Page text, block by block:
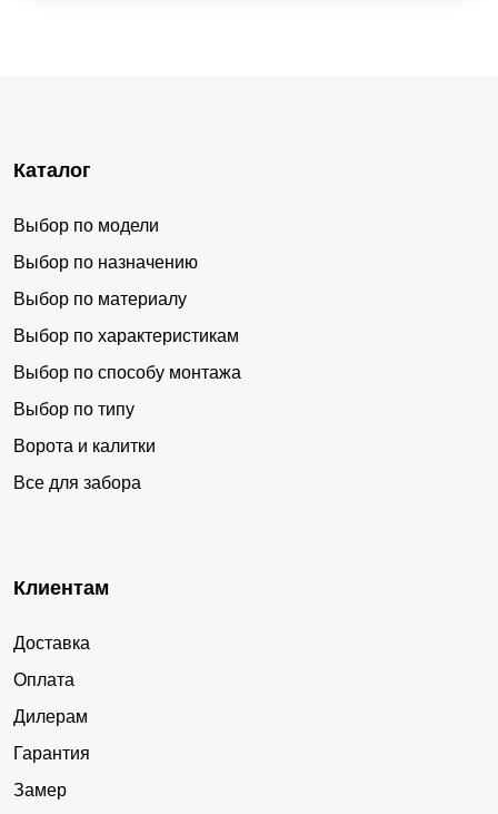
Каталог
Выбор по модели
Выбор по назначению
Выбор по материалу
Выбор по характеристикам
Выбор по способу монтажа
Выбор по типу
Ворота и калитки
Все для забора
Клиентам
Доставка
Оплата
Дилерам
Гарантия
Замер